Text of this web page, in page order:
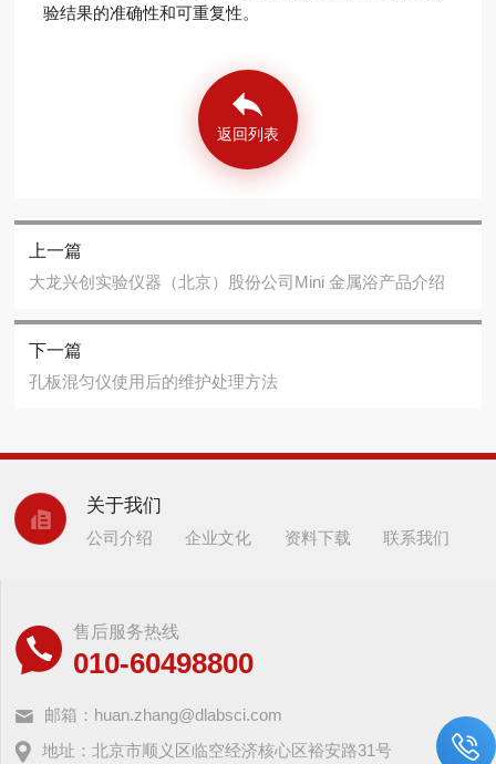
验结果的准确性和可重复性。
返回列表
上一篇
大龙兴创实验仪器（北京）股份公司Mini 金属浴产品介绍
下一篇
孔板混匀仪使用后的维护处理方法
关于我们
公司介绍 企业文化 资料下载 联系我们
售后服务热线
010-60498800
邮箱：huan.zhang@dlabsci.com
地址：北京市顺义区临空经济核心区裕安路31号